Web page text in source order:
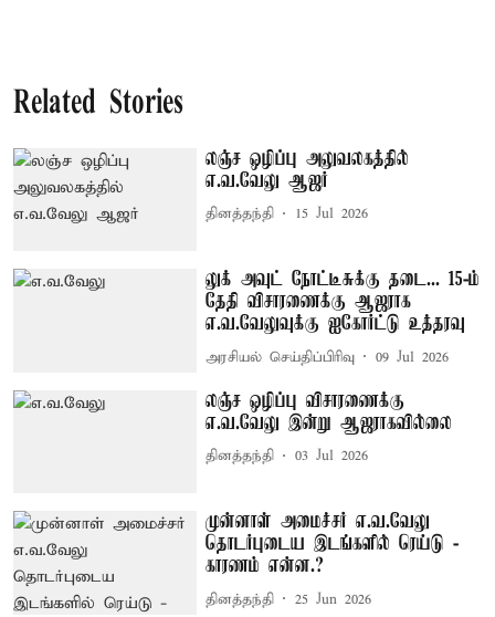
Related Stories
லஞ்ச ஒழிப்பு அலுவலகத்தில்
எ.வ.வேலு ஆஜர்
தினத்தந்தி 15 Jul 2026
லுக் அவுட் நோட்டீசுக்கு தடை... 15-ம்
தேதி விசாரணைக்கு ஆஜராக
எ.வ.வேலுவுக்கு ஐகோர்ட்டு உத்தரவு
அரசியல் செய்திப்பிரிவு 09 Jul 2026
லஞ்ச ஒழிப்பு விசாரணைக்கு
எ.வ.வேலு இன்று ஆஜராகவில்லை
தினத்தந்தி 03 Jul 2026
முன்னாள் அமைச்சர் எ.வ.வேலு
தொடர்புடைய இடங்களில் ரெய்டு -
காரணம் என்ன.?
தினத்தந்தி 25 Jun 2026